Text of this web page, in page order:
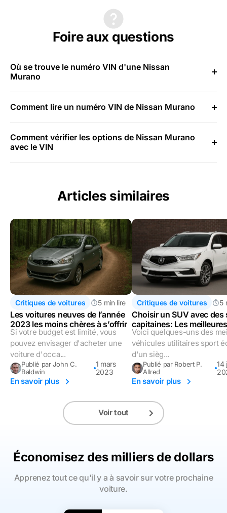
Foire aux questions
Où se trouve le numéro VIN d'une Nissan
Murano
Comment lire un numéro VIN de Nissan Murano
Comment vérifier les options de Nissan Murano
avec le VIN
Articles similaires
Critiques de voitures 5 min lire
Les voitures neuves de l’année
2023 les moins chères à s’offrir
Si votre budget est limité, vous
pouvez envisager d'acheter une
voiture d'occa...
Publié par John C.
Baldwin
1 mars
2023
En savoir plus
Critiques de voitures 5
Choisir un SUV avec des
capitaines: Les meilleures
options en 2023
Voici quelques-uns des
véhicules utilitaires sport
d'un sièg...
Publié par Robert P.
Allred
14
En savoir plus
Voir tout
Économisez des milliers de dollars
Apprenez tout ce qu'il y a à savoir sur votre prochaine
voiture.